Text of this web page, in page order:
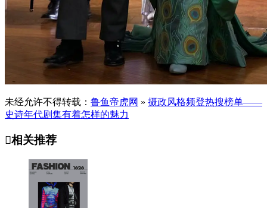
未经允许不得转载： 鲁鱼帝虎网 » 摄政风格频登热搜榜单——
史诗年代剧集有着怎样的魅力
相关推荐